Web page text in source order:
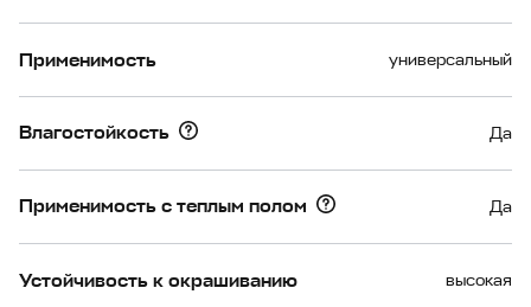
Применимость универсальный
Влагостойкость Да
Применимость с теплым полом Да
Устойчивость к окрашиванию высокая